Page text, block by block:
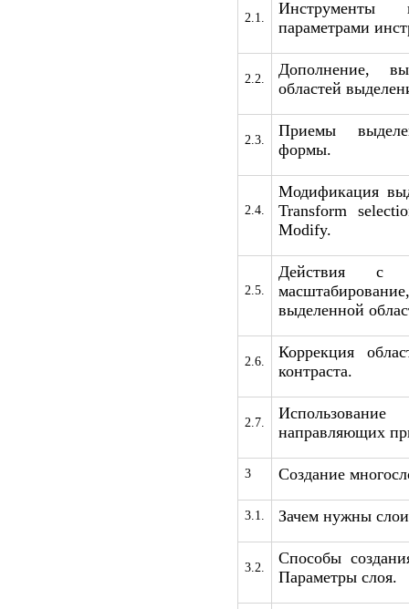
2.1.
Инструменты
параметрами
2.2.
Дополнение,
областей
2.3.
Приемы
формы.
2.4.
Модификация
Transform
Modify.
2.5.
Действия с
выделенной
2.6.
Коррекция
контраста.
2.7.
направляющих
3 Создание
3.1. Зачем нужны
3.2.
Способы
Параметры слоя.